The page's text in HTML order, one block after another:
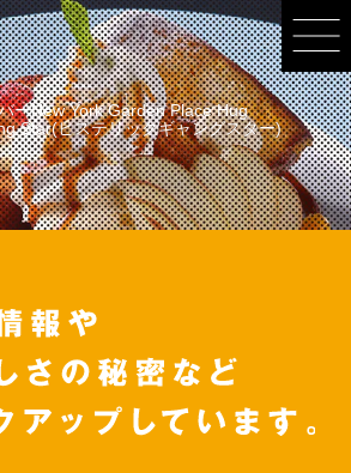
ーNew York Garden Place Hug
Star(ヒステリックギャングスター)